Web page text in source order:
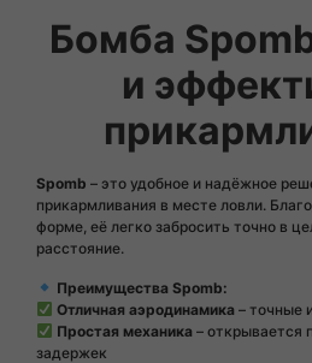
Бомба
и
Spomb – это удобное и надёжное
прикармливания в месте ловли.
форме, её легко забросить точно в
расстояние.
Преимущества Spomb:
Отличная аэродинамика – точные
Простая механика – открывается
задержек